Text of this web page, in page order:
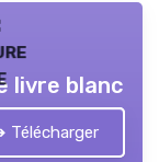
livre blanc
Télécharger